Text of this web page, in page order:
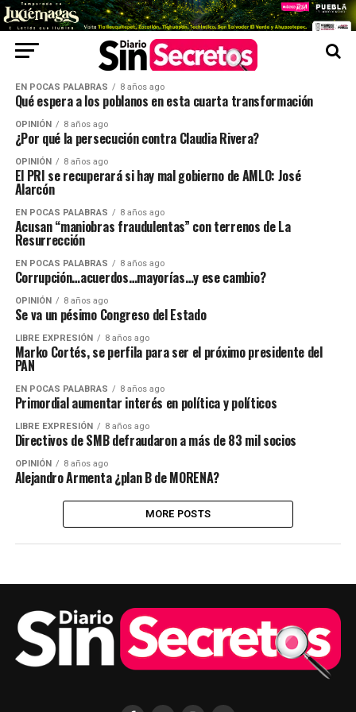
EN POCAS PALABRAS 8 años ago
Qué espera a los poblanos en esta cuarta transformación
OPINIÓN 8 años ago
¿Por qué la persecución contra Claudia Rivera?
OPINIÓN 8 años ago
El PRI se recuperará si hay mal gobierno de AMLO: José
Alarcón
EN POCAS PALABRAS 8 años ago
Acusan “maniobras fraudulentas” con terrenos de La
Resurrección
EN POCAS PALABRAS 8 años ago
Corrupción…acuerdos…mayorías…y ese cambio?
OPINIÓN 8 años ago
Se va un pésimo Congreso del Estado
LIBRE EXPRESIÓN 8 años ago
Marko Cortés, se perfila para ser el próximo presidente del
PAN
EN POCAS PALABRAS 8 años ago
Primordial aumentar interés en política y políticos
LIBRE EXPRESIÓN 8 años ago
Directivos de SMB defraudaron a más de 83 mil socios
OPINIÓN 8 años ago
Alejandro Armenta ¿plan B de MORENA?
MORE POSTS